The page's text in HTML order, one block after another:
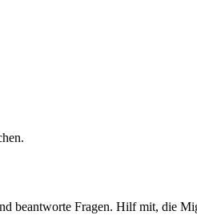
beantworte Fragen. Hilf mit, die